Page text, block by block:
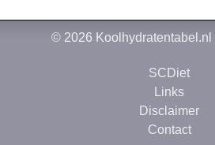
© 2026 Koolhydratentabel.nl
SCDiet
Links
Disclaimer
Contact